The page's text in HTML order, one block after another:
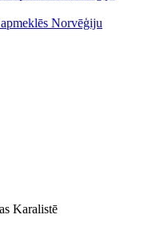
Norvēģiju
Karalistē